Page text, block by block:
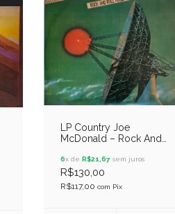
LP Country Joe
McDonald – Rock And
Planet Earth
6x de R$21,67 sem juros
R$130,00
R$117,00 com Pix